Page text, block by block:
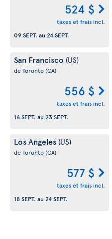
524 $
taxes et frais incl.
09 SEPT. au 24 SEPT.
San Francisco (US)
de Toronto(CA)
556 $
taxes et frais incl.
16 SEPT. au 23 SEPT.
Los Angeles (US)
de Toronto(CA)
577 $
taxes et frais incl.
18 SEPT. au 24 SEPT.